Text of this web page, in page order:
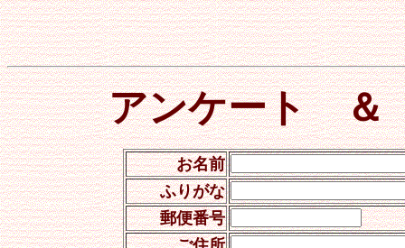
アンケート
お名前
ふりがな
郵便番号